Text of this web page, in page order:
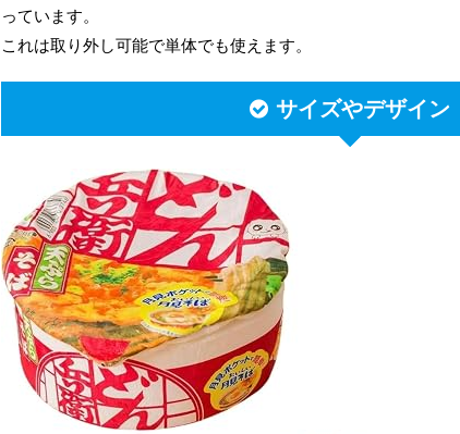
っています。
これは取り外し可能で単体でも使えます。
サイズやデザイン